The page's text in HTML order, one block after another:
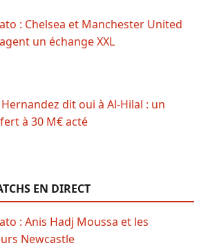
: Chelsea et Manchester United
un échange XXL
dit oui à Al-Hilal : un
à 30 M€ acté
EN DIRECT
: Anis Hadj Moussa et les
Newcastle